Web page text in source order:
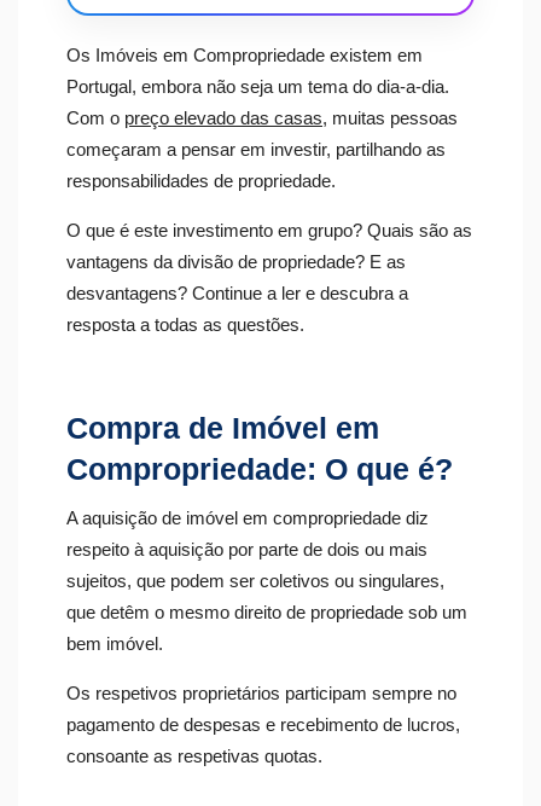
Os Imóveis em Compropriedade existem em
Portugal, embora não seja um tema do dia-a-dia.
Com o preço elevado das casas, muitas pessoas
começaram a pensar em investir, partilhando as
responsabilidades de propriedade.
O que é este investimento em grupo? Quais são as
vantagens da divisão de propriedade? E as
desvantagens? Continue a ler e descubra a
resposta a todas as questões.
Compra de Imóvel em
Compropriedade: O que é?
A aquisição de imóvel em compropriedade diz
respeito à aquisição por parte de dois ou mais
sujeitos, que podem ser coletivos ou singulares,
que detêm o mesmo direito de propriedade sob um
bem imóvel.
Os respetivos proprietários participam sempre no
pagamento de despesas e recebimento de lucros,
consoante as respetivas quotas.